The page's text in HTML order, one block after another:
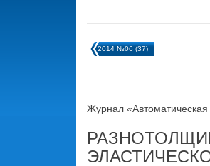
2014 №06 (37)
Журнал